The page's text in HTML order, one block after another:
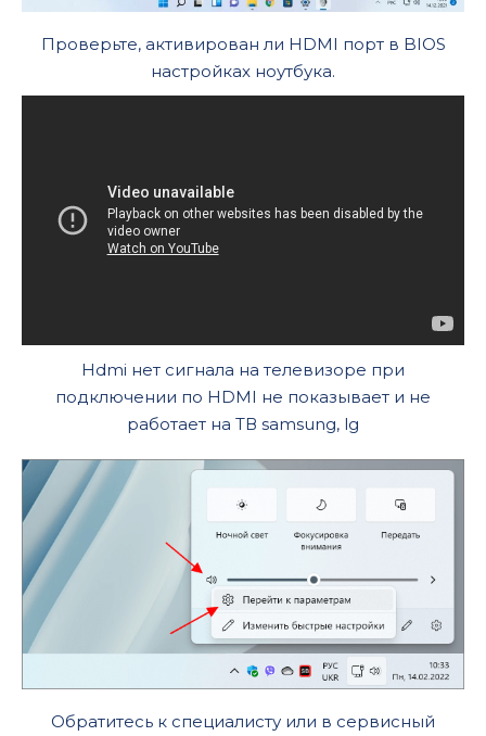
Проверьте, активирован ли HDMI порт в BIOS
настройках ноутбука.
Hdmi нет сигнала на телевизоре при
подключении по HDMI не показывает и не
работает на ТВ samsung, lg
Обратитесь к специалисту или в сервисный